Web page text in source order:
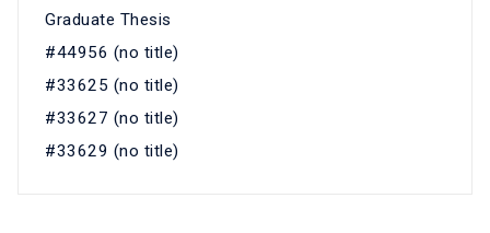
Graduate Thesis
#44956 (no title)
#33625 (no title)
#33627 (no title)
#33629 (no title)